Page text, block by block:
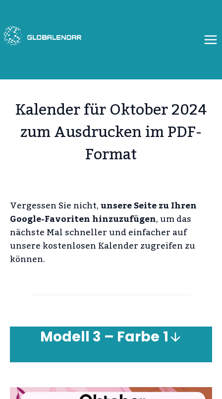
springen
Kalender für Oktober 2024
zum Ausdrucken im PDF-
Format
Vergessen Sie nicht,unsere Seite zu Ihren
Google-Favoriten hinzuzufügen, um das
nächste Mal schneller und einfacher auf
unsere kostenlosen Kalender zugreifen zu
können.
Modell 3 – Farbe 1